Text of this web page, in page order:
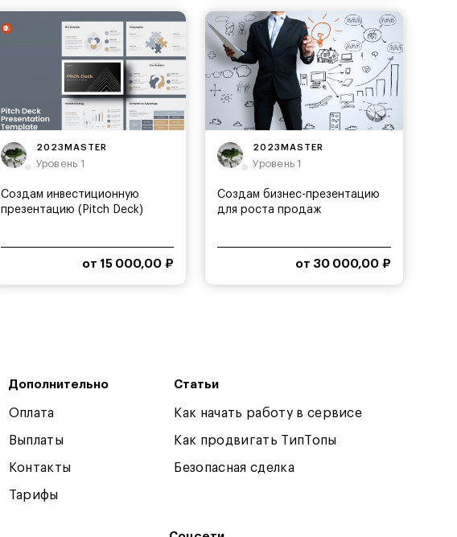
2023MASTER
Уровень 1
Создам инвестиционную
презентацию (Pitch Deck)
от 15 000,00 ₽
2023MASTER
Уровень 1
Создам бизнес-презентацию
для роста продаж
от 30 000,00 ₽
Дополнительно
Оплата
Выплаты
Контакты
Тарифы
Статьи
Как начать работу в сервисе
Как продвигать ТипТопы
Безопасная сделка